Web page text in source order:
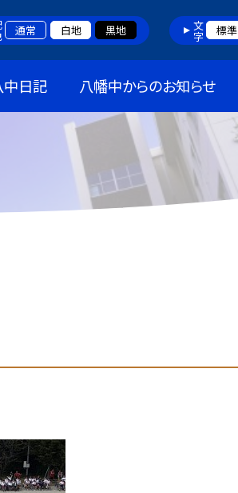
通常 白地 黒地 文字 標準
中日記 八幡中からのお知らせ